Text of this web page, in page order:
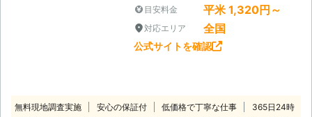
目安料金 平米 1,320円～
対応エリア 全国
公式サイトを確認
無料現地調査実施 安心の保証付 低価格で丁寧な仕事
365日24時